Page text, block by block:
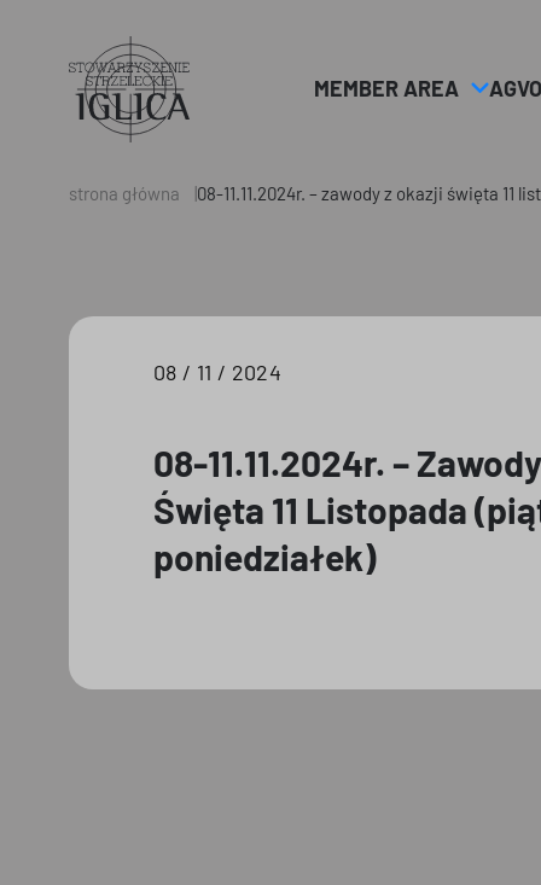
Header
Logo
MEMBER AREA AGVO
strona główna 08-11.11.2024r. – zawody z okazji święta 11
08 / 11 / 2024
08-11.11.2024r. –
Święta 11 Listopada
poniedziałek)